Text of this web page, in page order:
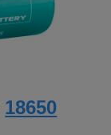
18650